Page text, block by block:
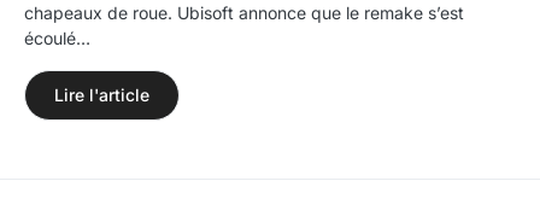
chapeaux de roue. Ubisoft annonce que le remake s’est
écoulé…
Lire l'article